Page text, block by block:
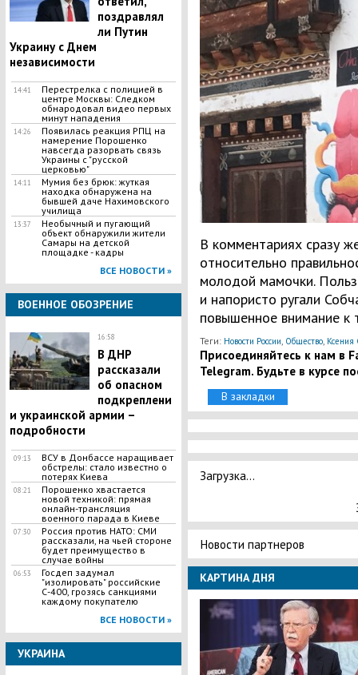
поздравлял
ли Путин
Украину с Днем
независимости
14:41
Перестрелка с полицией в
центре Москвы: Следком
обнародовал видео первых
минут нападения
14:26
Появилась реакция РПЦ на
намерение Порошенко
навсегда разорвать связь
Украины с "русской
церковью"
14:11
​Мумия без брюк: жуткая
находка обнаружена на
бывшей даче Нахимовского
училища
13:37
​Необычный и пугающий
объект обнаружили жители
Самары на детской
площадке - кадры
ВСЕ НОВОСТИ »
ВОЕННОЕ ОБОЗРЕНИЕ
16:58
В ДНР
рассказали
об опасном
подкреплени
и украинской армии –
подробности
09:13
ВСУ в Донбассе наращивает
обстрелы: стало известно о
потерях Киева
08:21
Порошенко хвастается
новой техникой: прямая
онлайн-трансляция
военного парада в Киеве
07:30
Россия против НАТО: СМИ
рассказали, на чьей стороне
будет преимущество в
случае войны
06:53
Госдеп задумал
"изолировать" российские
С-400, грозясь санкциями
каждому покупателю
ВСЕ НОВОСТИ »
УКРАИНА
В комментариях сразу
относительно
молодой мамочки.
и напористо ругали
повышенное внимание к
Теги: Новости России Общество, Ксения
Присоединяйтесь к нам в
Telegram. Будьте в курсе
В закладки
Загрузка...
Новости партнеров
КАРТИНА ДНЯ